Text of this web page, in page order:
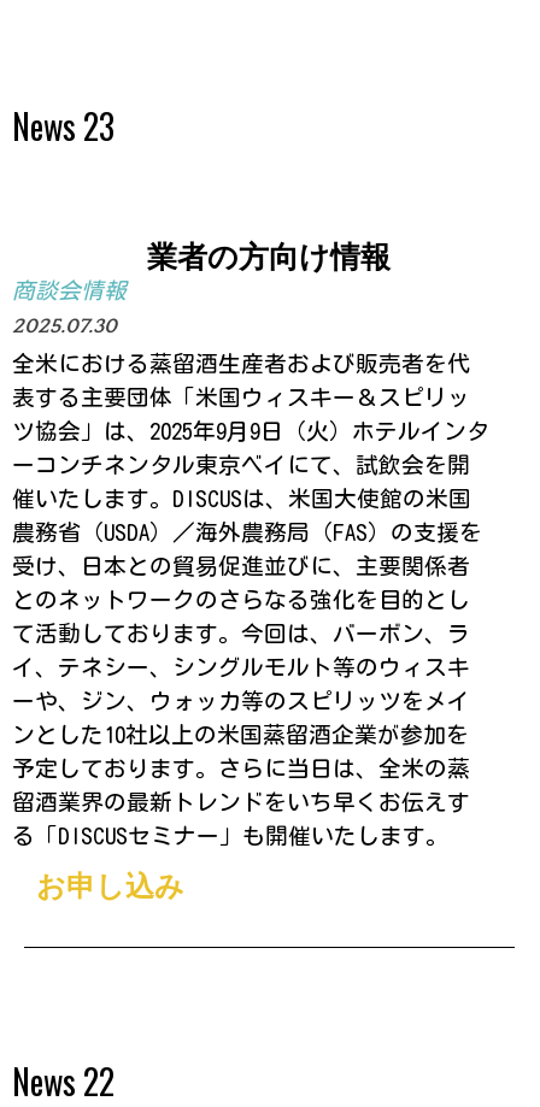
News 23
業者の方向け情報
商談会情報
2025.07.30
全米における蒸留酒生産者および販売者を代
表する主要団体「米国ウィスキー＆スピリッ
ツ協会」は、2025年9月9日（火）ホテルインタ
ーコンチネンタル東京ベイにて、試飲会を開
催いたします。DISCUSは、米国大使館の米国
農務省（USDA）／海外農務局（FAS）の支援を
受け、日本との貿易促進並びに、主要関係者
とのネットワークのさらなる強化を目的とし
て活動しております。今回は、バーボン、ラ
イ、テネシー、シングルモルト等のウィスキ
ーや、ジン、ウォッカ等のスピリッツをメイ
ンとした10社以上の米国蒸留酒企業が参加を
予定しております。さらに当日は、全米の蒸
留酒業界の最新トレンドをいち早くお伝えす
る「DISCUSセミナー」も開催いたします。
お申し込み
News 22